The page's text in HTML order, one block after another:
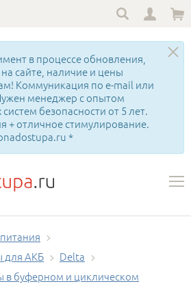
в процессе обновления,
сайте, наличие и цены
Коммуникация по e-mail или
менеджер с опытом
безопасности от 5 лет.
+ отличное стимулирование.
*
для АКБ
Delta
в буферном и циклическом